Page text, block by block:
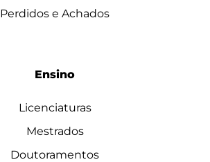
Perdidos e Achados
Ensino
Licenciaturas
Mestrados
Doutoramentos